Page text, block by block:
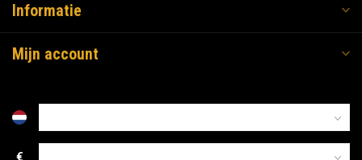
Informatie
Mijn account
€